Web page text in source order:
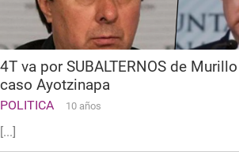
4T va por SUBALTERNOS de
caso Ayotzinapa
POLITICA 10 años
[...]